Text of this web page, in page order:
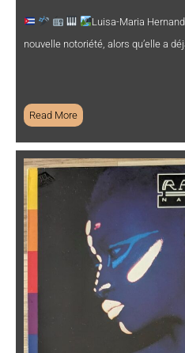
Luisa-Maria
nouvelle notoriété, alors qu’elle a
Read More